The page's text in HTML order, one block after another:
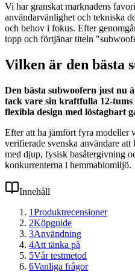
Vi har granskat marknadens
användarvänlighet och tekniska
och behov i fokus. Efter
topp och förtjänar titeln
Vilken är den bästa
Den bästa subwoofern just nu
tack vare sin kraftfulla 12-tums
flexibla design med löstagbart
Efter att ha jämfört fyra modeller
verifierade svenska användare
med djup, fysisk basåtergivning
konkurrenterna i hemmabiomiljö.
Innehåll
1Produktrecensioner
2Köpguide
3Användning
4Att tänka på
5Vår testmetod
6Vanliga frågor